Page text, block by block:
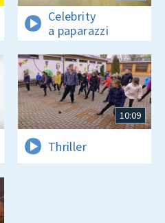
Celebrity
a paparazzi
10:09
Thriller